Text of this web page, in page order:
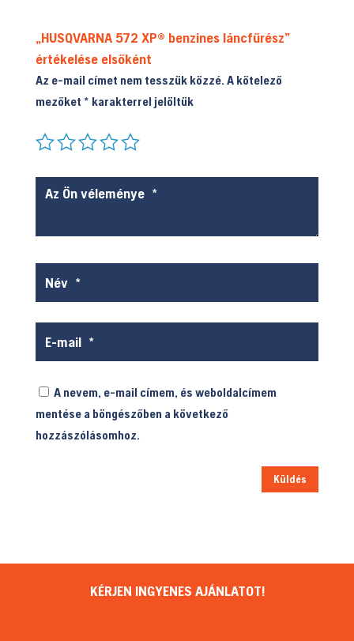
„HUSQVARNA 572 XP® benzines láncfűrész”
értékelése elsőként
Az e-mail címet nem tesszük közzé. A kötelező
mezőket * karakterrel jelöltük
A nevem, e-mail címem, és weboldalcímem
mentése a böngészőben a következő
hozzászólásomhoz.
Küldés
KÉRJEN INGYENES AJÁNLATOT!